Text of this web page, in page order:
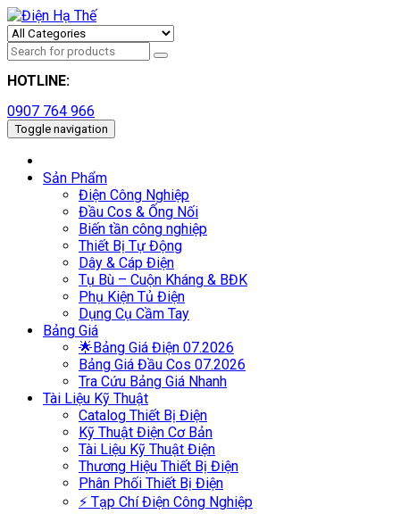
HOTLINE:
0907 764 966
Toggle navigation
Sản Phẩm
Điện Công Nghiệp
Đầu Cos & Ống Nối
Biến tần công nghiệp
Thiết Bị Tự Động
Dây & Cáp Điện
Tụ Bù – Cuộn Kháng & BĐK
Phụ Kiện Tủ Điện
Dụng Cụ Cầm Tay
Bảng Giá
🌟Bảng Giá Điện 07.2026
Bảng Giá Đầu Cos 07.2026
Tra Cứu Bảng Giá Nhanh
Tài Liệu Kỹ Thuật
Catalog Thiết Bị Điện
Kỹ Thuật Điện Cơ Bản
Tài Liệu Kỹ Thuật Điện
Thương Hiệu Thiết Bị Điện
Phân Phối Thiết Bị Điện
⚡ Tạp Chí Điện Công Nghiệp